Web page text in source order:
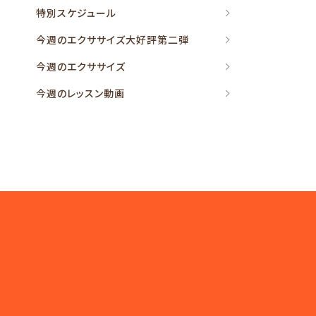
特別スケジュール
今週のエクササイズ大好評第二弾
今週のエクササイズ
今週のレッスン動画